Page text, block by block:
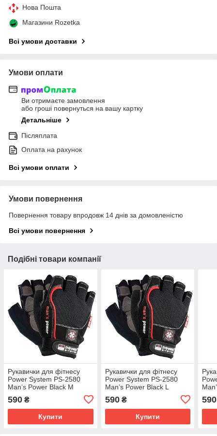
Нова Пошта
Магазини Rozetka
Всі умови доставки
Умови оплати
Ви отримаєте замовлення
або гроші повернуться на вашу картку
Детальніше
Післяплата
Оплата на рахунок
Всі умови оплати
Умови повернення
Повернення товару впродовж 14 днів за домовленістю
Всі умови повернення
Подібні товари компанії
Рукавички для фітнесу
Power System PS-2580
Man’s Power Black M
590 ₴
Купити
Рукавички для фітнесу
Power System PS-2580
Man’s Power Black L
590₴
Купити
590